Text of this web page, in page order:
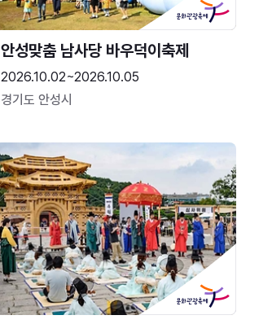
안성맞춤 남사당 바우덕이축제
2026.10.02~2026.10.05
경기도 안성시